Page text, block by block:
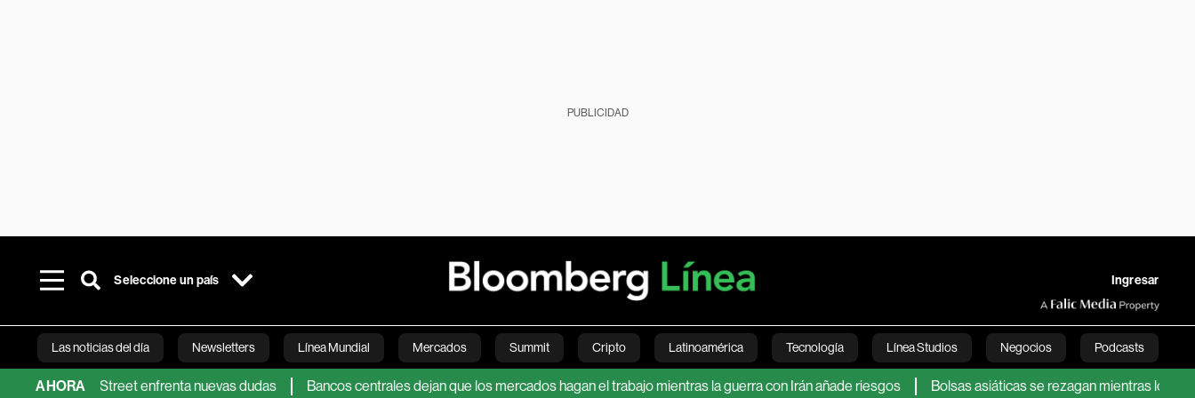
PUBLICIDAD
Seleccione un país Ingresar
Las noticias del día Newsletters Línea Mundial Mercados Summit Cripto Latinoamérica Tecnología Línea Studios Negocios Podcasts
Bloomberg Green Economía Estilo de vida Mundo Videos English
AHORA
Wall Street enfrenta nuevas dudas Bancos centrales dejan que los mercados hagan el trabajo mientras la guerra con Irán añade riesgos Bolsas asiáticas se rezagan mientras los mercados